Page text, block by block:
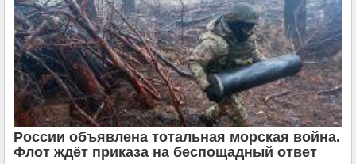
России объявлена тотальная морская война.
Флот ждёт приказа на беспощадный ответ